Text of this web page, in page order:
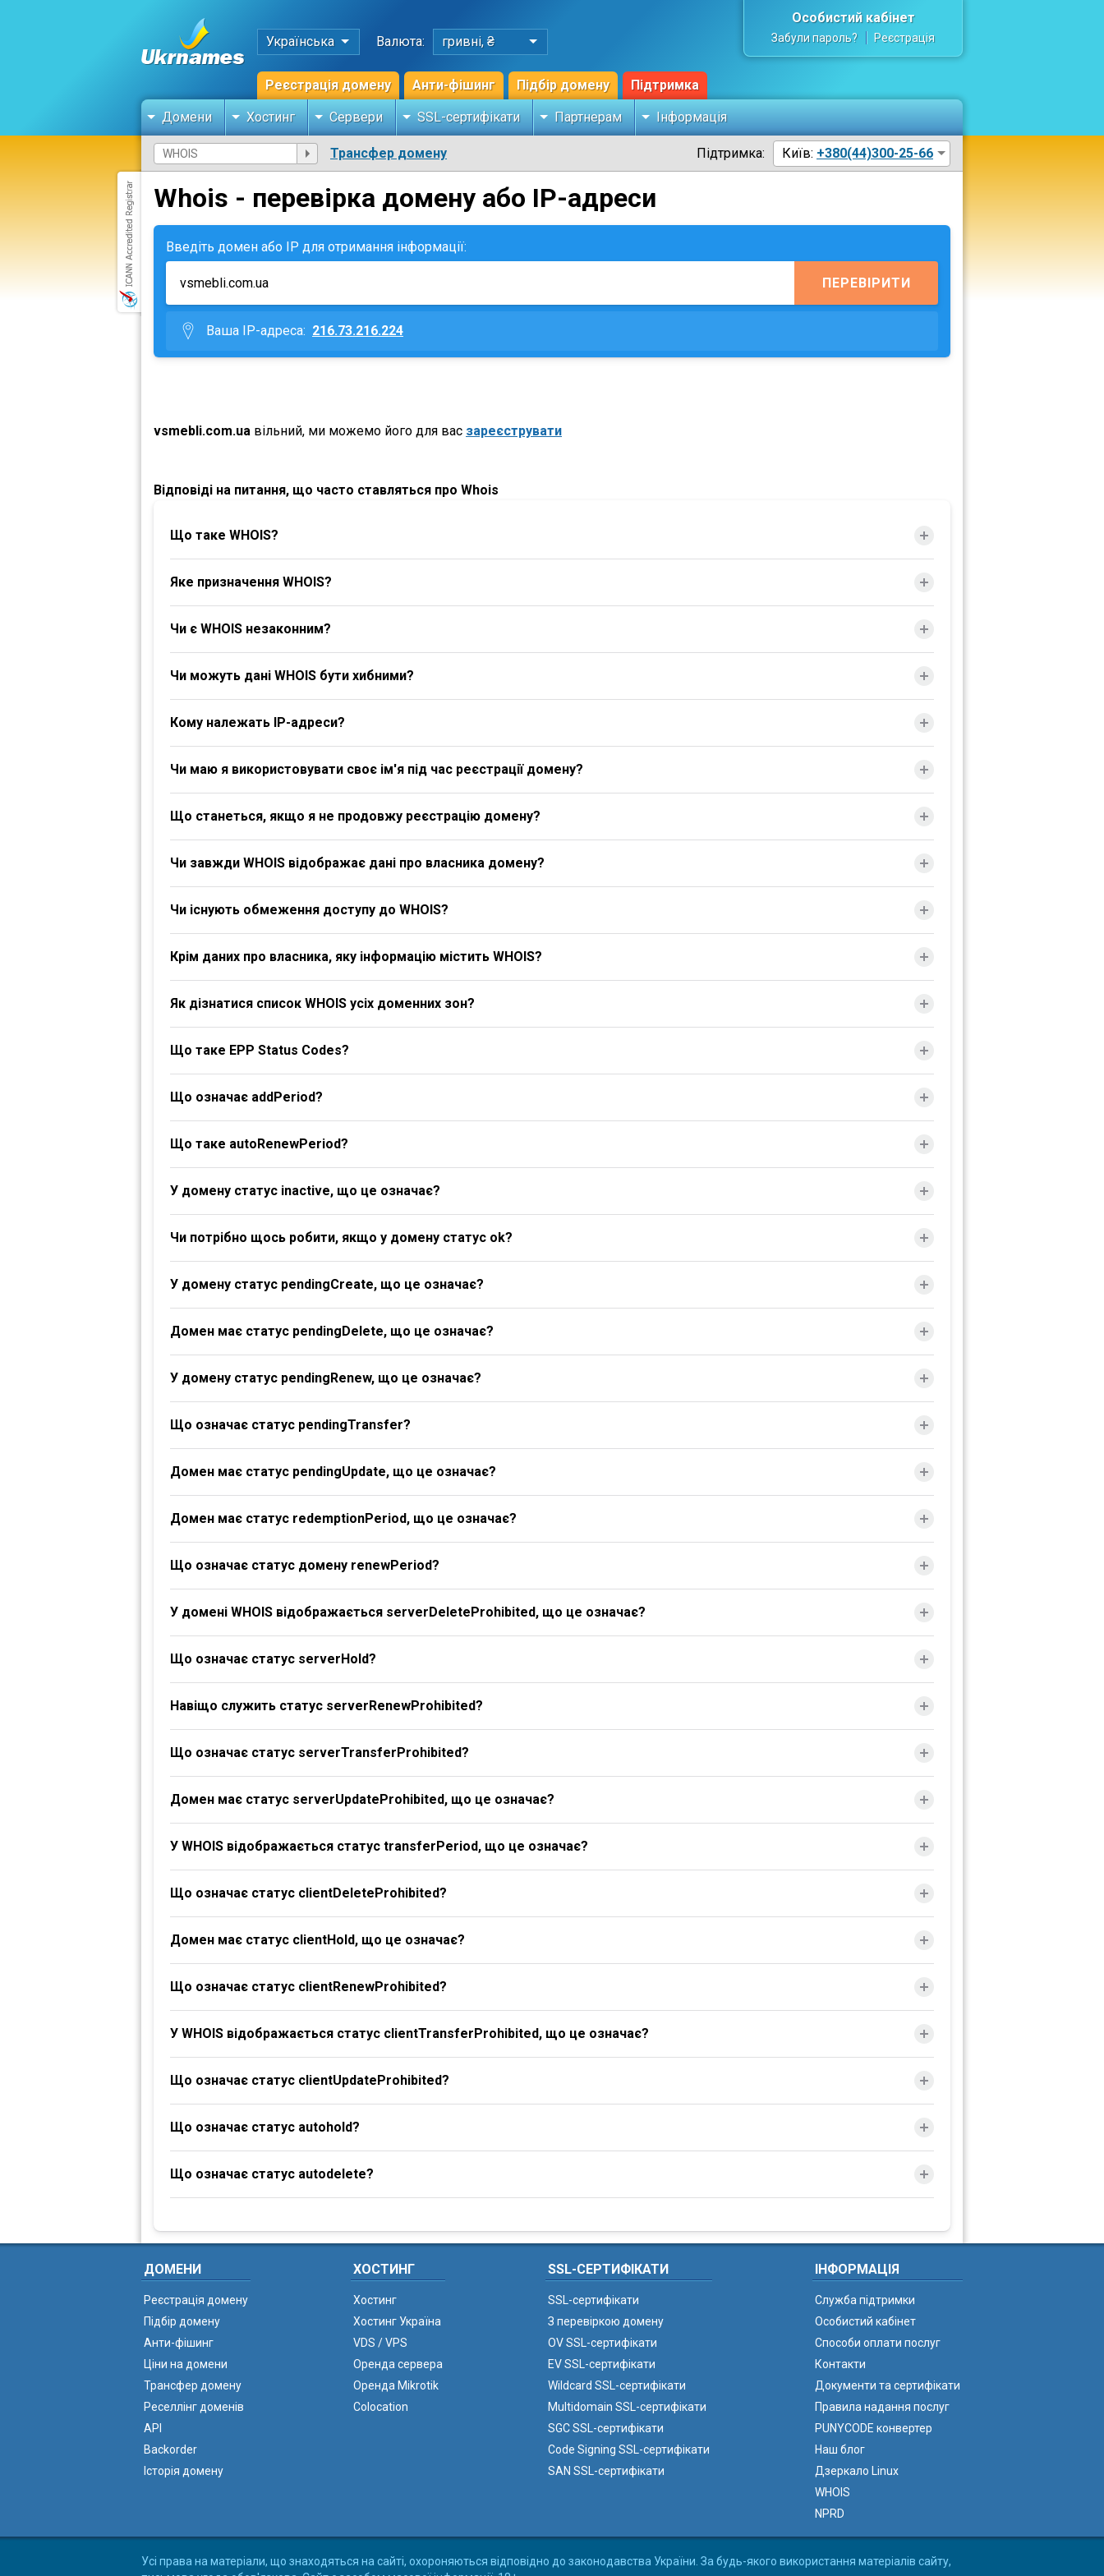
Українська Валюта: гривні, ₴
Реєстрація домену Анти-фішинг Підбір домену Підтримка
Особистий кабінет
Забули пароль? Реєстрація
Домени Хостинг Сервери SSL-сертифікати Партнерам Інформація
Трансфер домену Підтримка: Київ: +380(44)300-25-66
Whois - перевірка домену або IP-адреси
Введіть домен або IP для отримання інформації:
ПЕРЕВІРИТИ
Ваша IP-адреса: 216.73.216.224
vsmebli.com.ua вільний, ми можемо його для вас зареєструвати
Відповіді на питання, що часто ставляться про Whois
Що таке WHOIS?
Яке призначення WHOIS?
Чи є WHOIS незаконним?
Чи можуть дані WHOIS бути хибними?
Кому належать IP-адреси?
Чи маю я використовувати своє ім'я під час реєстрації домену?
Що станеться, якщо я не продовжу реєстрацію домену?
Чи завжди WHOIS відображає дані про власника домену?
Чи існують обмеження доступу до WHOIS?
Крім даних про власника, яку інформацію містить WHOIS?
Як дізнатися список WHOIS усіх доменних зон?
Що таке EPP Status Codes?
Що означає addPeriod?
Що таке autoRenewPeriod?
У домену статус inactive, що це означає?
Чи потрібно щось робити, якщо у домену статус ok?
У домену статус pendingCreate, що це означає?
Домен має статус pendingDelete, що це означає?
У домену статус pendingRenew, що це означає?
Що означає статус pendingTransfer?
Домен має статус pendingUpdate, що це означає?
Домен має статус redemptionPeriod, що це означає?
Що означає статус домену renewPeriod?
У домені WHOIS відображається serverDeleteProhibited, що це означає?
Що означає статус serverHold?
Навіщо служить статус serverRenewProhibited?
Що означає статус serverTransferProhibited?
Домен має статус serverUpdateProhibited, що це означає?
У WHOIS відображається статус transferPeriod, що це означає?
Що означає статус clientDeleteProhibited?
Домен має статус clientHold, що це означає?
Що означає статус clientRenewProhibited?
У WHOIS відображається статус clientTransferProhibited, що це означає?
Що означає статус clientUpdateProhibited?
Що означає статус autohold?
Що означає статус autodelete?
ДОМЕНИ
Реєстрація домену
Підбір домену
Анти-фішинг
Ціни на домени
Трансфер домену
Реселлінг доменів
API
Backorder
Історія домену
ХОСТИНГ
Хостинг
Хостинг Україна
VDS / VPS
Оренда сервера
Оренда Mikrotik
Colocation
SSL-СЕРТИФІКАТИ
SSL-сертифікати
З перевіркою домену
OV SSL-сертифікати
EV SSL-сертифікати
Wildcard SSL-сертифікати
Multidomain SSL-сертифікати
SGC SSL-сертифікати
Code Signing SSL-сертифікати
SAN SSL-сертифікати
ІНФОРМАЦІЯ
Служба підтримки
Особистий кабінет
Способи оплати послуг
Контакти
Документи та сертифікати
Правила надання послуг
PUNYCODE конвертер
Наш блог
Дзеркало Linux
WHOIS
NPRD
Усі права на матеріали, що знаходяться на сайті, охороняються відповідно до законодавства України. За будь-якого використання матеріалів сайту,